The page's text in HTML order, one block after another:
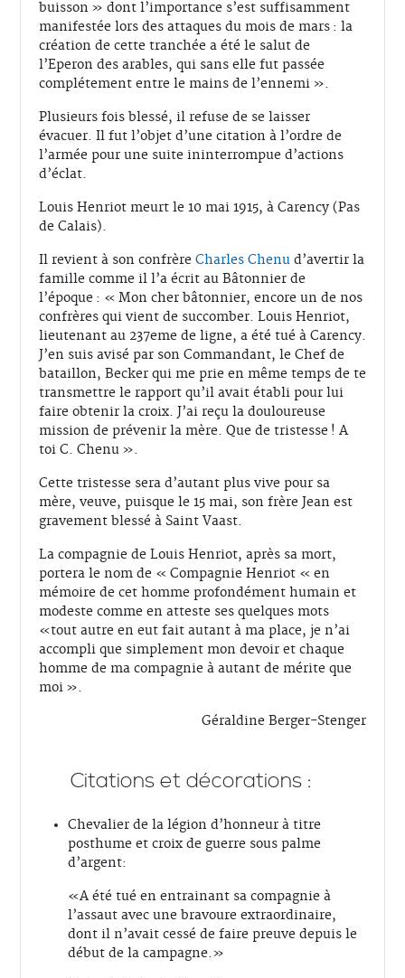
buisson » dont l’importance s’est suffisamment
manifestée lors des attaques du mois de mars : la
création de cette tranchée a été le salut de
l’Eperon des arables, qui sans elle fut passée
complétement entre le mains de l’ennemi ».
Plusieurs fois blessé, il refuse de se laisser
évacuer. Il fut l’objet d’une citation à l’ordre de
l’armée pour une suite ininterrompue d’actions
d’éclat.
Louis Henriot meurt le 10 mai 1915, à Carency (Pas
de Calais).
Il revient à son confrère Charles Chenu d’avertir la
famille comme il l’a écrit au Bâtonnier de
l’époque : « Mon cher bâtonnier, encore un de nos
confrères qui vient de succomber. Louis Henriot,
lieutenant au 237eme de ligne, a été tué à Carency.
J’en suis avisé par son Commandant, le Chef de
bataillon, Becker qui me prie en même temps de te
transmettre le rapport qu’il avait établi pour lui
faire obtenir la croix. J’ai reçu la douloureuse
mission de prévenir la mère. Que de tristesse ! A
toi C. Chenu ».
Cette tristesse sera d’autant plus vive pour sa
mère, veuve, puisque le 15 mai, son frère Jean est
gravement blessé à Saint Vaast.
La compagnie de Louis Henriot, après sa mort,
portera le nom de « Compagnie Henriot « en
mémoire de cet homme profondément humain et
modeste comme en atteste ses quelques mots
«tout autre en eut fait autant à ma place, je n’ai
accompli que simplement mon devoir et chaque
homme de ma compagnie à autant de mérite que
moi ».
Géraldine Berger-Stenger
Citations et décorations :
Chevalier de la légion d’honneur à titre
posthume et croix de guerre sous palme
d’argent:
«A été tué en entrainant sa compagnie à
l’assaut avec une bravoure extraordinaire,
dont il n’avait cessé de faire preuve depuis le
début de la campagne.»